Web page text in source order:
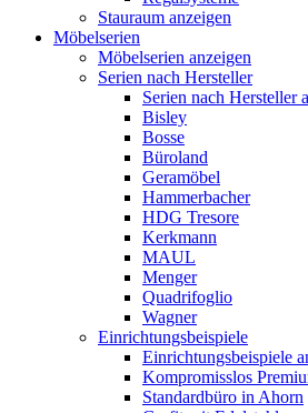
Stauraum anzeigen
Möbelserien
Möbelserien anzeigen
Serien nach Hersteller
Serien nach Hersteller
Bisley
Bosse
Büroland
Geramöbel
Hammerbacher
HDG Tresore
Kerkmann
MAUL
Menger
Quadrifoglio
Wagner
Einrichtungsbeispiele
Einrichtungsbeispiele
Kompromisslos
Standardbüro in Ahorn